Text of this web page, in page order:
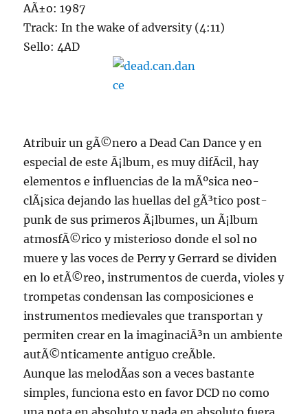
AÃ±o: 1987
Track: In the wake of adversity (4:11)
Sello: 4AD
Atribuir un gÃ©nero a Dead Can Dance y en
especial de este Ã¡lbum, es muy difÃ­cil, hay
elementos e influencias de la mÃºsica neo-
clÃ¡sica dejando las huellas del gÃ³tico post-
punk de sus primeros Ã¡lbumes, un Ã¡lbum
atmosfÃ©rico y misterioso donde el sol no
muere y las voces de Perry y Gerrard se dividen
en lo etÃ©reo, instrumentos de cuerda, violes y
trompetas condensan las composiciones e
instrumentos medievales que transportan y
permiten crear en la imaginaciÃ³n un ambiente
autÃ©nticamente antiguo creÃ­ble.
Aunque las melodÃ­as son a veces bastante
simples, funciona esto en favor DCD no como